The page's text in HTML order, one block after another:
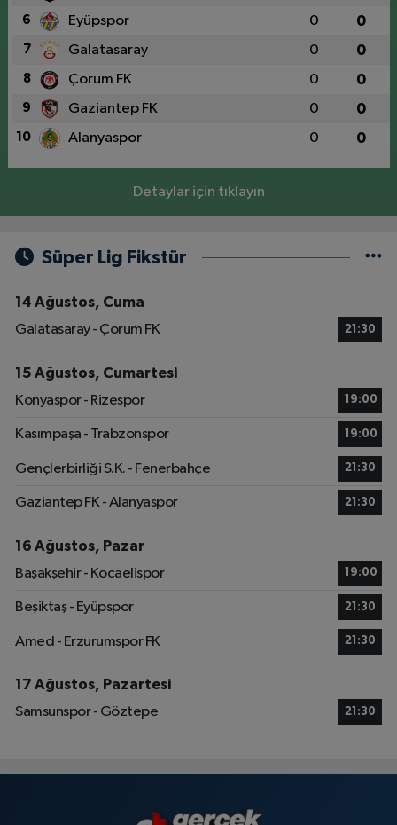
6 Eyüpspor 0 0
7 Galatasaray 0 0
8 Çorum FK 0 0
9 Gaziantep FK 0 0
10 Alanyaspor 0 0
Detaylar için tıklayın
Süper Lig Fikstür
14 Ağustos, Cuma
Galatasaray - Çorum FK
21:30
15 Ağustos, Cumartesi
Konyaspor - Rizespor
19:00
Kasımpaşa - Trabzonspor 19:00
Gençlerbirliği S.K. - Fenerbahçe 21:30
Gaziantep FK - Alanyaspor 21:30
16 Ağustos, Pazar
Başakşehir - Kocaelispor
19:00
Beşiktaş - Eyüpspor 21:30
Amed - Erzurumspor FK 21:30
17 Ağustos, Pazartesi
Samsunspor - Göztepe
21:30